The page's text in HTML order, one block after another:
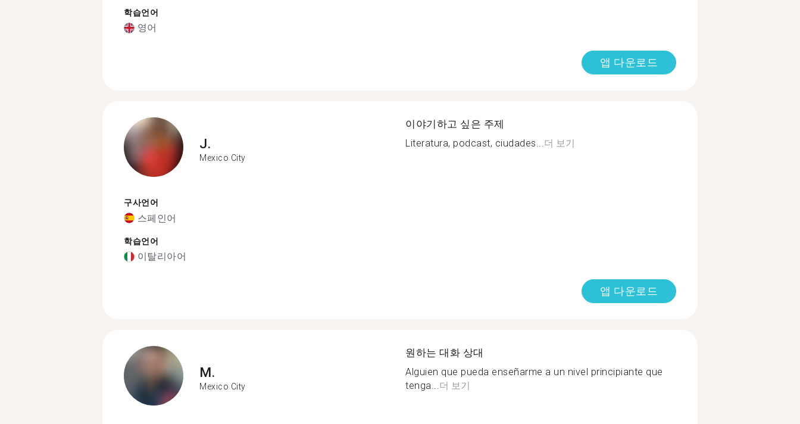
학습언어
영어
앱 다운로드
J.
Mexico City
구사언어
스페인어
학습언어
이탈리아어
이야기하고 싶은 주제
Literatura, podcast, ciudades...더 보기
앱 다운로드
M.
Mexico City
원하는 대화 상대
Alguien que pueda enseñarme a un nivel principiante que
tenga...더 보기